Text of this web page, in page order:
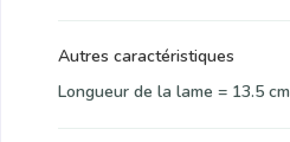
Autres caractéristiques
Longueur de la lame = 13.5 cm